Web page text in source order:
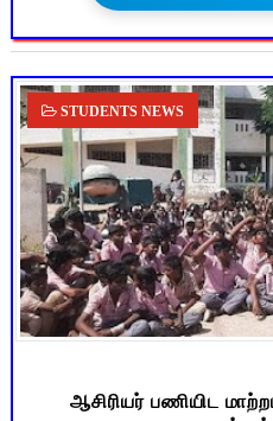
STUDENTS NEWS
ஆசிரியர் பணியிட